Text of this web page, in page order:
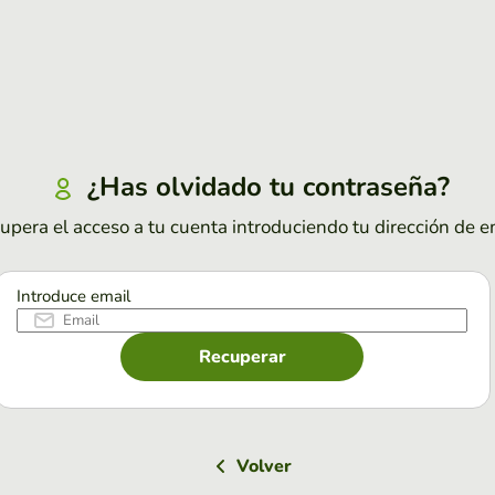
¿Has olvidado tu contraseña?
el acceso a tu cuenta introduciendo tu dirección de
Introduce email
Recuperar
Volver